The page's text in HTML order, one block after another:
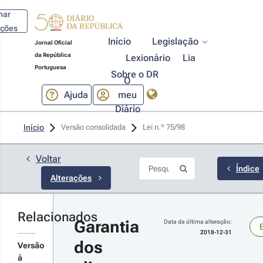
Jornal Oficial
da República
Portuguesa
Início
Legislação
Lexionário
Lia
Sobre o DR
Ajuda
O
meu
Diário
Início Versão consolidada Lei n.º 75/98
Voltar
Alterações
n.º
Índice
Relacionados
Versão
à
Garantia
dos
Data da última alteração:
2018-12-31